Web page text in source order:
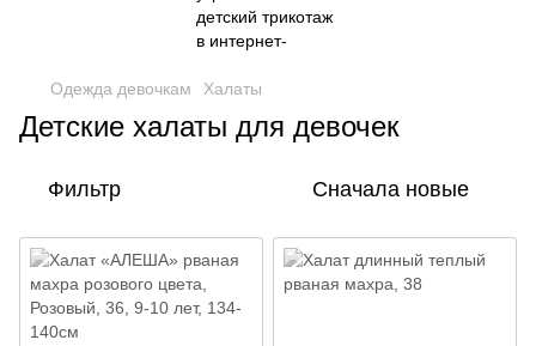
Одежда девочкам Халаты
Детские халаты для девочек
Фильтр Сначала новые